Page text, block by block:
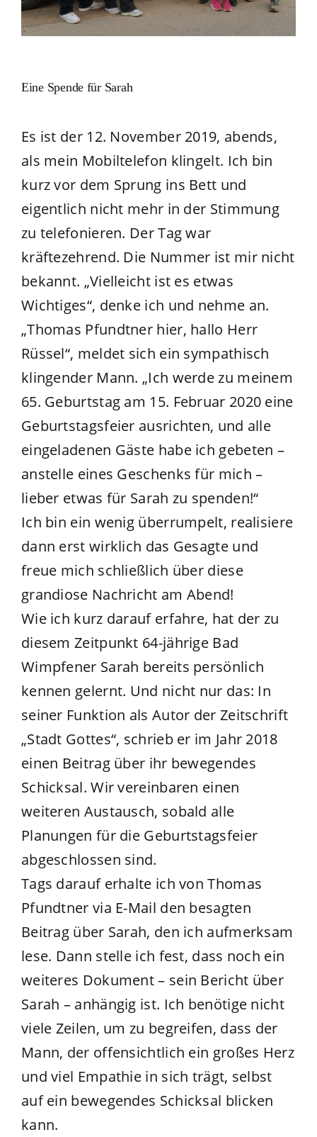
Eine Spende für Sarah
Es ist der 12. November 2019, abends,
als mein Mobiltelefon klingelt. Ich bin
kurz vor dem Sprung ins Bett und
eigentlich nicht mehr in der Stimmung
zu telefonieren. Der Tag war
kräftezehrend. Die Nummer ist mir nicht
bekannt. „Vielleicht ist es etwas
Wichtiges“, denke ich und nehme an.
„Thomas Pfundtner hier, hallo Herr
Rüssel“, meldet sich ein sympathisch
klingender Mann. „Ich werde zu meinem
65. Geburtstag am 15. Februar 2020 eine
Geburtstagsfeier ausrichten, und alle
eingeladenen Gäste habe ich gebeten –
anstelle eines Geschenks für mich –
lieber etwas für Sarah zu spenden!“
Ich bin ein wenig überrumpelt, realisiere
dann erst wirklich das Gesagte und
freue mich schließlich über diese
grandiose Nachricht am Abend!
Wie ich kurz darauf erfahre, hat der zu
diesem Zeitpunkt 64-jährige Bad
Wimpfener Sarah bereits persönlich
kennen gelernt. Und nicht nur das: In
seiner Funktion als Autor der Zeitschrift
„Stadt Gottes“, schrieb er im Jahr 2018
einen Beitrag über ihr bewegendes
Schicksal. Wir vereinbaren einen
weiteren Austausch, sobald alle
Planungen für die Geburtstagsfeier
abgeschlossen sind.
Tags darauf erhalte ich von Thomas
Pfundtner via E-Mail den besagten
Beitrag über Sarah, den ich aufmerksam
lese. Dann stelle ich fest, dass noch ein
weiteres Dokument – sein Bericht über
Sarah – anhängig ist. Ich benötige nicht
viele Zeilen, um zu begreifen, dass der
Mann, der offensichtlich ein großes Herz
und viel Empathie in sich trägt, selbst
auf ein bewegendes Schicksal blicken
kann.